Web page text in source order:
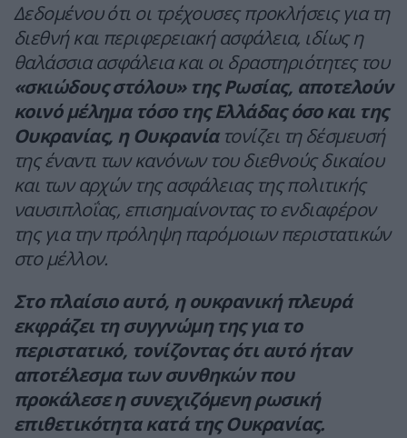
Δεδομένου ότι οι τρέχουσες προκλήσεις για τη
διεθνή και περιφερειακή ασφάλεια, ιδίως η
θαλάσσια ασφάλεια και οι δραστηριότητες του
«σκιώδους στόλου» της Ρωσίας, αποτελούν
κοινό μέλημα τόσο της Ελλάδας όσο και της
Ουκρανίας, η Ουκρανίατονίζει τη δέσμευσή
της έναντι των κανόνων του διεθνούς δικαίου
και των αρχών της ασφάλειας της πολιτικής
ναυσιπλοΐας, επισημαίνοντας το ενδιαφέρον
της για την πρόληψη παρόμοιων περιστατικών
στο μέλλον.
Στο πλαίσιο αυτό, η ουκρανική πλευρά
εκφράζει τη συγγνώμη της για το
περιστατικό, τονίζοντας ότι αυτό ήταν
αποτέλεσμα των συνθηκών που
προκάλεσε η συνεχιζόμενη ρωσική
επιθετικότητα κατά της Ουκρανίας.